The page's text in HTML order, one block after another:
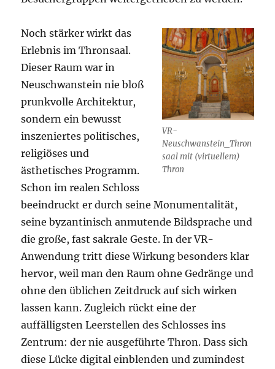
VR-
Neuschwanstein_Thron
saal mit (virtuellem)
Thron
Noch stärker wirkt das
Erlebnis im Thronsaal.
Dieser Raum war in
Neuschwanstein nie bloß
prunkvolle Architektur,
sondern ein bewusst
inszeniertes politisches,
religiöses und
ästhetisches Programm.
Schon im realen Schloss
beeindruckt er durch seine Monumentalität,
seine byzantinisch anmutende Bildsprache und
die große, fast sakrale Geste. In der VR-
Anwendung tritt diese Wirkung besonders klar
hervor, weil man den Raum ohne Gedränge und
ohne den üblichen Zeitdruck auf sich wirken
lassen kann. Zugleich rückt eine der
auffälligsten Leerstellen des Schlosses ins
Zentrum: der nie ausgeführte Thron. Dass sich
diese Lücke digital einblenden und zumindest